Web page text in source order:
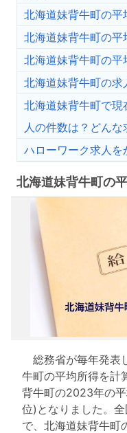
北海道妹背牛町の平
北海道妹背牛町の平
北海道妹背牛町の
北海道妹背牛町の求
北海道妹背牛町で
人の件数は？どんな
ハローワーク求人を
北海道妹背牛町の
総務省が毎年発表
牛町の平均所得を計
背牛町の2023年の
位)となりました。
で、北海道妹背牛町